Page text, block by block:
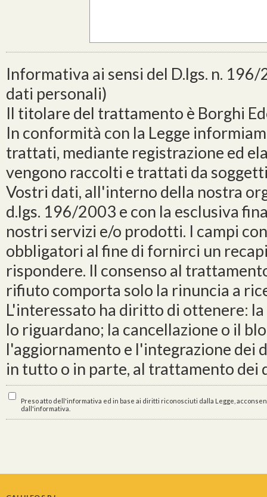
Informativa ai sensi del D.lgs. n.
dati personali)
Il titolare del trattamento è Borghi
In conformità con la Legge
trattati, mediante registrazione ed
vengono raccolti e trattati da
Vostri dati, all'interno della nostra
d.lgs. 196/2003 e con la esclusiva
nostri servizi e/o prodotti. I campi
obbligatori al fine di fornirci un
rispondere. Il consenso al
rifiuto comporta solo la rinuncia a
L'interessato ha diritto di ottenere:
lo riguardano; la cancellazione o il
l'aggiornamento e l'integrazione
in tutto o in parte, al trattamento dei
Preso atto dell'informativa ed in base ai diritti riconosciuti dalla Legge,
dall'informativa.